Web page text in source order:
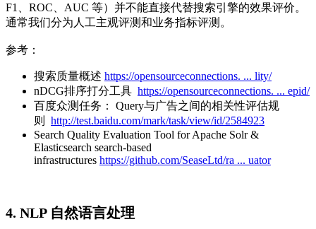
F1、ROC、AUC 等）并不能直接代替搜索引擎的效果评价。
通常我们分为人工主观评测和业务指标评测。
参考：
搜索质量概述 https://opensourceconnections. ... lity/
nDCG排序打分工具 https://opensourceconnections. ... epid/
百度众测任务： Query与广告之间的相关性评估规
则 http://test.baidu.com/mark/task/view/id/2584923
Search Quality Evaluation Tool for Apache Solr &
Elasticsearch search-based
infrastructures https://github.com/SeaseLtd/ra ... uator
4. NLP 自然语言处理